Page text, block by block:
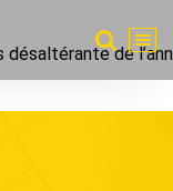
désaltérante de